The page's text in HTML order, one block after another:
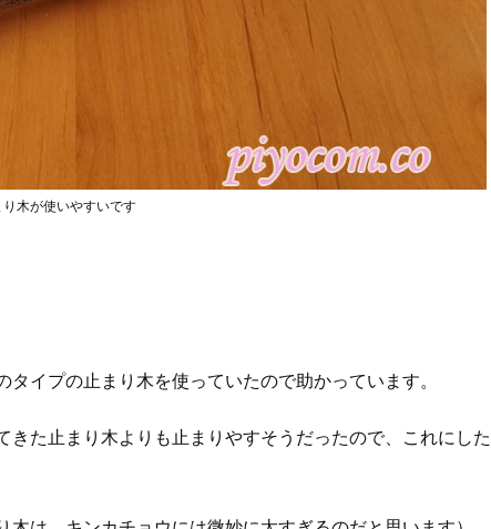
木が使いやすいです
イプの止まり木を使っていたので助かっています。
きた止まり木よりも止まりやすそうだったので、これにした